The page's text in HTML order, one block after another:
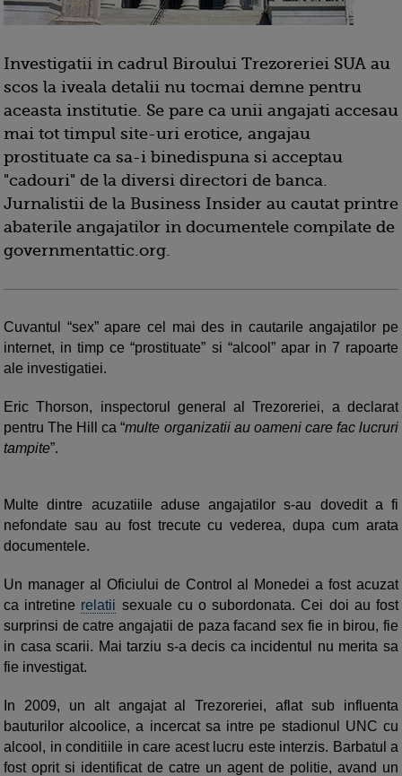
Investigatii in cadrul Biroului Trezoreriei SUA au
scos la iveala detalii nu tocmai demne pentru
aceasta institutie. Se pare ca unii angajati accesau
mai tot timpul site-uri erotice, angajau
prostituate ca sa-i binedispuna si acceptau
"cadouri" de la diversi directori de banca.
Jurnalistii de la Business Insider au cautat printre
abaterile angajatilor in documentele compilate de
governmentattic.org.
Cuvantul “sex” apare cel mai des in cautarile angajatilor pe
internet, in timp ce “prostituate” si “alcool” apar in 7 rapoarte
ale investigatiei.
Eric Thorson, inspectorul general al Trezoreriei, a declarat
pentru The Hill ca “multe organizatii au oameni care fac lucruri
tampite”.
Multe dintre acuzatiile aduse angajatilor s-au dovedit a fi
nefondate sau au fost trecute cu vederea, dupa cum arata
documentele.
Un manager al Oficiului de Control al Monedei a fost acuzat
ca intretine relatii sexuale cu o subordonata. Cei doi au fost
surprinsi de catre angajatii de paza facand sex fie in birou, fie
in casa scarii. Mai tarziu s-a decis ca incidentul nu merita sa
fie investigat.
In 2009, un alt angajat al Trezoreriei, aflat sub influenta
bauturilor alcoolice, a incercat sa intre pe stadionul UNC cu
alcool, in conditiile in care acest lucru este interzis. Barbatul a
fost oprit si identificat de catre un agent de politie, avand un